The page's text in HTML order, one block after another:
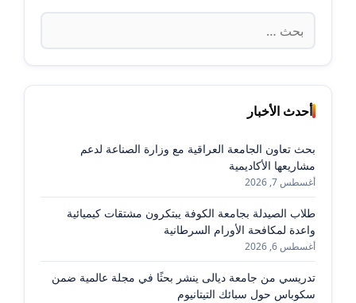
البحث
عن:
أحدث الأخبار
بحث تعاون الجامعة العراقية مع وزارة الصناعة لدعم
مشاريعها الأكاديمية
أغسطس 7, 2026
طلاب الصيدلة بجامعة الكوفة يبتكرون مشتقات كيميائية
واعدة لمكافحة الأورام السرطانية
أغسطس 6, 2026
تدريسي من جامعة ديالى ينشر بحثًا في مجلة عالمية ضمن
سكوباس حول سبائك التيتانيوم